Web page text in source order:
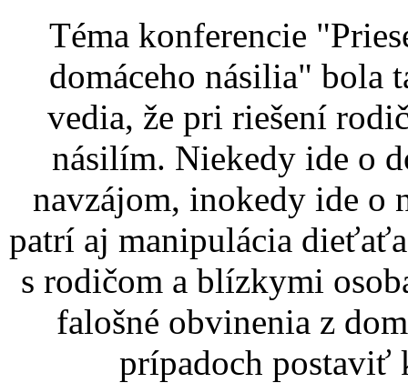
Téma konferencie
domáceho násilia" bola
vedia, že pri riešení
násilím. Niekedy ide o
navzájom, inokedy ide
patrí aj manipulácia
s rodičom a blízkymi
falošné obvinenia z
prípadoch postaviť